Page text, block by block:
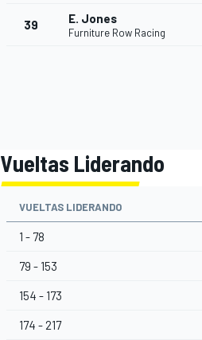
39 E. Jones
Furniture Row Racing
Vueltas Liderando
VUELTAS LIDERANDO
1 - 78
79 - 153
154 - 173
174 - 217